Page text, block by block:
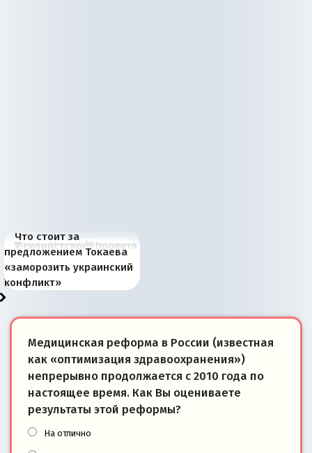
В России назрели
перемены: 15 шагов к
суверенной экономике
Миграционный пожар
Европы
Россия начинает
сбрасывать балласт
Анкориджа
Россия зимой 1904
года: первые уступки во
внутренней политике
Русская нация вчера и
сегодня
Почему правый крах в
Варшаве не поможет её
отношениям с Россией?
Место Науру / Науэро в
современной истории
Южной Осетии
У сионистского проекта
появилось украинское
измерение
Что стоит за
предложением Токаева
«заморозить украинский
конфликт»
Медицинская реформа в России (известная
как «оптимизация здравоохранения»)
непрерывно продолжается с 2010 года по
настоящее время. Как Вы оцениваете
результаты этой реформы?
На отлично